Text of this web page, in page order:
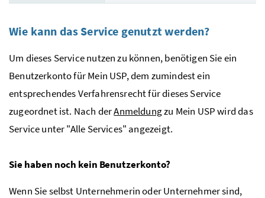
Wie kann das Service genutzt werden?
Um dieses Service nutzen zu können, benötigen Sie ein
Benutzerkonto für Mein USP, dem zumindest ein
entsprechendes Verfahrensrecht für dieses Service
zugeordnet ist. Nach derAnmeldungzu Mein USPwird das
Service unter "Alle Services" angezeigt.
Sie haben noch kein Benutzerkonto?
Wenn Sie selbst Unternehmerin oder Unternehmer sind,